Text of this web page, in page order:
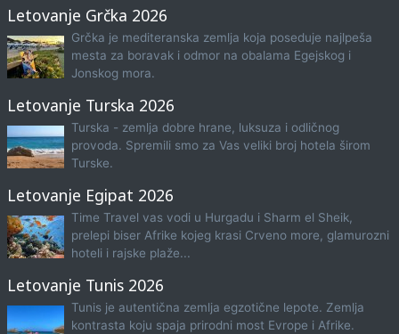
Letovanje Grčka 2026
Grčka je mediteranska zemlja koja poseduje najlpeša
mesta za boravak i odmor na obalama Egejskog i
Jonskog mora.
Letovanje Turska 2026
Turska - zemlja dobre hrane, luksuza i odličnog
provoda. Spremili smo za Vas veliki broj hotela širom
Turske.
Letovanje Egipat 2026
Time Travel vas vodi u Hurgadu i Sharm el Sheik,
prelepi biser Afrike kojeg krasi Crveno more, glamurozni
hoteli i rajske plaže...
Letovanje Tunis 2026
Tunis je autentična zemlja egzotične lepote. Zemlja
kontrasta koju spaja prirodni most Evrope i Afrike.